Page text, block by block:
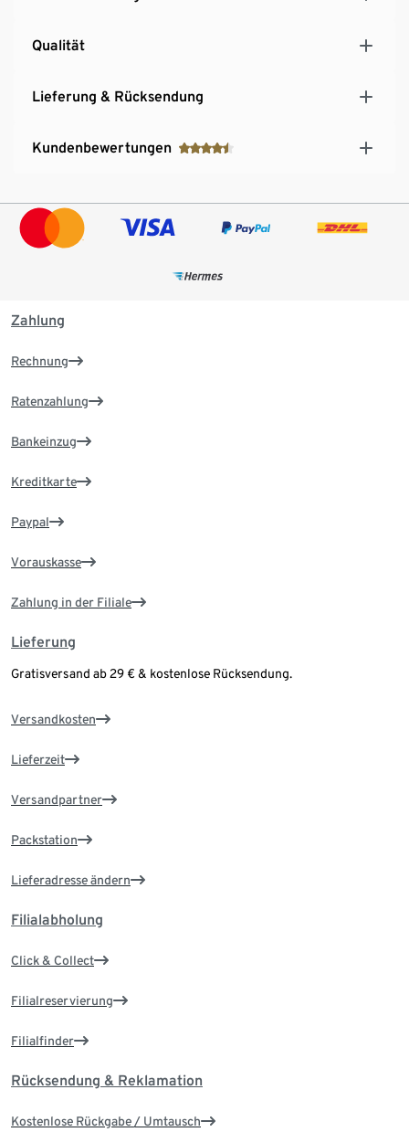
Qualität
Lieferung & Rücksendung
Kundenbewertungen
Zahlung
Rechnung
Ratenzahlung
Bankeinzug
Kreditkarte
Paypal
Vorauskasse
Zahlung in der Filiale
Lieferung
Gratisversand ab 29 € & kostenlose Rücksendung.
Versandkosten
Lieferzeit
Versandpartner
Packstation
Lieferadresse ändern
Filialabholung
Click & Collect
Filialreservierung
Filialfinder
Rücksendung & Reklamation
Kostenlose Rückgabe / Umtausch